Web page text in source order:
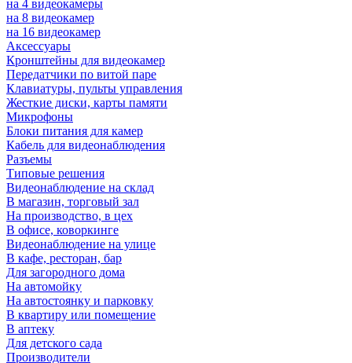
на 4 видеокамеры
на 8 видеокамер
на 16 видеокамер
Аксессуары
Кронштейны для видеокамер
Передатчики по витой паре
Клавиатуры, пульты управления
Жесткие диски, карты памяти
Микрофоны
Блоки питания для камер
Кабель для видеонаблюдения
Разъемы
Типовые решения
Видеонаблюдение на склад
В магазин, торговый зал
На производство, в цех
В офисе, коворкинге
Видеонаблюдение на улице
В кафе, ресторан, бар
Для загородного дома
На автомойку
На автостоянку и парковку
В квартиру или помещение
В аптеку
Для детского сада
Производители